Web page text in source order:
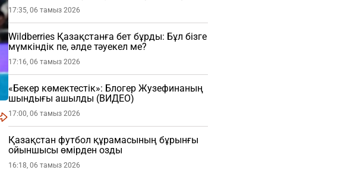
17:35, 06 тамыз 2026
Wildberries Қазақстанға бет бұрды: Бұл бізге
мүмкіндік пе, әлде тәуекел ме?
17:16, 06 тамыз 2026
«Бекер көмектестік»: Блогер Жузефинаның
шындығы ашылды (ВИДЕО)
17:00, 06 тамыз 2026
Қазақстан футбол құрамасының бұрынғы
ойыншысы өмірден озды
16:18, 06 тамыз 2026